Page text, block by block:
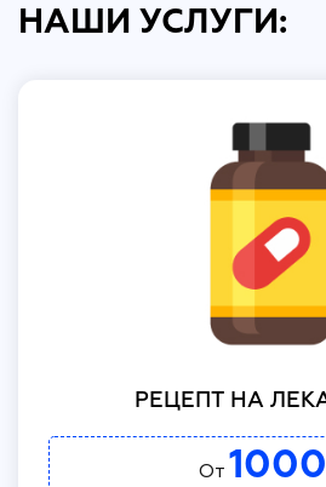
НАШИ УСЛУГИ:
РЕЦЕПТ НА
От 1000